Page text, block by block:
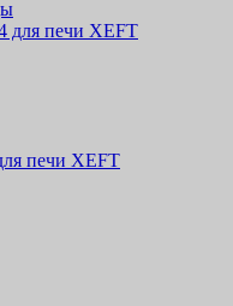
печи XEFT